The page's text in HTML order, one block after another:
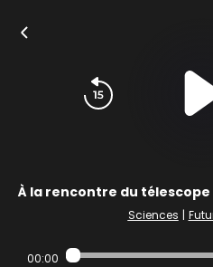
À la rencontre du
Sciences |
00:00